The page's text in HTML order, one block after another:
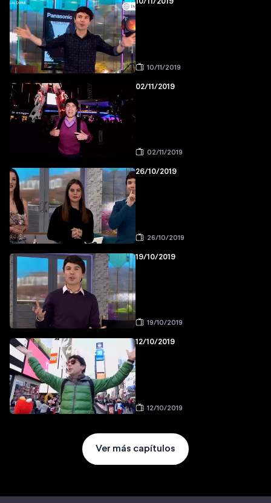
10/11/2019
10/11/2019
02/11/2019
02/11/2019
26/10/2019
26/10/2019
19/10/2019
19/10/2019
12/10/2019
12/10/2019
Ver más capítulos